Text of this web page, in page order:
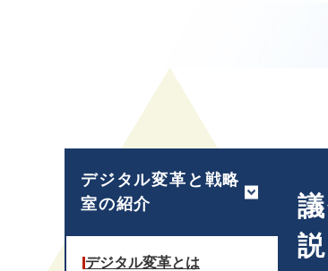
デジタル変革と戦略
室の紹介
デジタル変革とは